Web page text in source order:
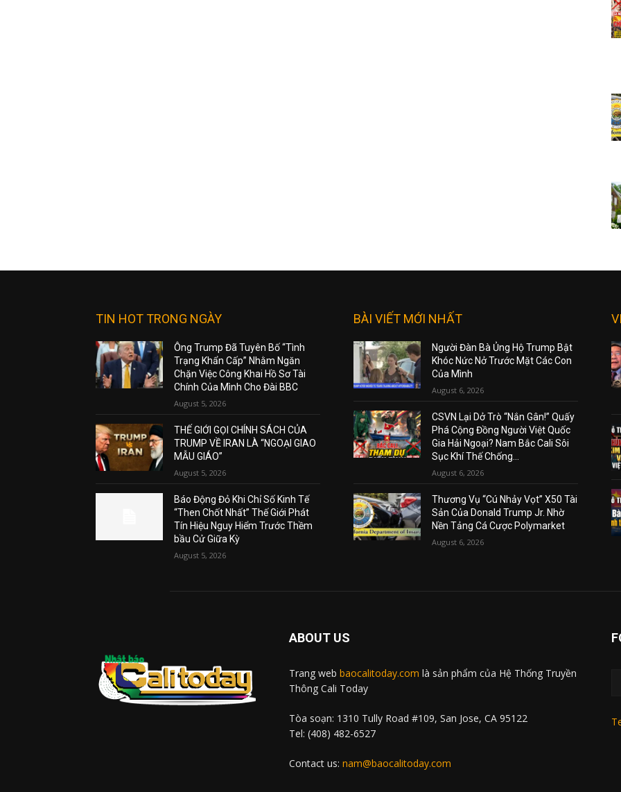
TIN HOT TRONG NGÀY
Ông Trump Đã Tuyên Bố “Tình
Trạng Khẩn Cấp” Nhằm Ngăn
Chặn Việc Công Khai Hồ Sơ Tài
Chính Của Mình Cho Đài BBC
August 5, 2026
THẾ GIỚI GỌI CHÍNH SÁCH CỦA
TRUMP VỀ IRAN LÀ “NGOẠI GIAO
MẪU GIÁO”
August 5, 2026
Báo Động Đỏ Khi Chỉ Số Kinh Tế
“Then Chốt Nhất” Thế Giới Phát
Tín Hiệu Nguy Hiểm Trước Thềm
bầu Cử Giữa Kỳ
August 5, 2026
BÀI VIẾT MỚI NHẤT
Người Đàn Bà Ủng Hộ Trump Bật
Khóc Nức Nở Trước Mặt Các Con
Của Mình
August 6, 2026
CSVN Lại Dở Trò “Nắn Gân!” Quấy
Phá Cộng Đồng Người Việt Quốc
Gia Hải Ngoại? Nam Bắc Cali Sôi
Sục Khí Thế Chống...
August 6, 2026
Thương Vụ “Cú Nhảy Vọt” X50 Tài
Sản Của Donald Trump Jr. Nhờ
Nền Tảng Cá Cược Polymarket
August 6, 2026
ABOUT US
Trang web baocalitoday.com là sản phẩm của Hệ Thống Truyền
Thông Cali Today
Tòa soạn: 1310 Tully Road #109, San Jose, CA 95122
Tel: (408) 482-6527
Contact us: nam@baocalitoday.com